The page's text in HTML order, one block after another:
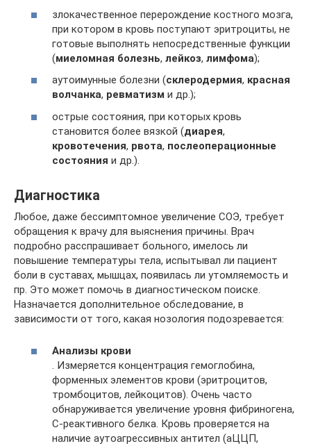
злокачественное перерождение костного мозга,
при котором в кровь поступают эритроциты, не
готовые выполнять непосредственные функции
(миеломная болезнь, лейкоз, лимфома);
аутоимунные болезни (склеродермия, красная
волчанка, ревматизм и др.);
острые состояния, при которых кровь
становится более вязкой (диарея,
кровотечения, рвота, послеоперационные
состояния и др.).
Диагностика
Любое, даже бессимптомное увеличение СОЭ, требует
обращения к врачу для выяснения причины. Врач
подробно расспрашивает больного, имелось ли
повышение температуры тела, испытывал ли пациент
боли в суставах, мышцах, появилась ли утомляемость и
пр. Это может помочь в диагностическом поиске.
Назначается дополнительное обследование, в
зависимости от того, какая нозология подозревается:
Анализы крови
. Измеряется концентрация гемоглобина,
форменных элементов крови (эритроцитов,
тромбоцитов, лейкоцитов). Очень часто
обнаруживается увеличение уровня фибриногена,
С-реактивного белка. Кровь проверяется на
наличие аутоагрессивных антител (аЦЦП,